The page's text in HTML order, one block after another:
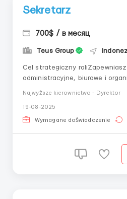
Sekretarz
700$ / в месяц
Teus Group
Cel strategiczny
administracyjne, biurowe i
dokumentację i wspomożesz
biznesu.Kluczowe
Najwyższe kierownictwo - Dyrektor
19-08-2025
Wymagane doświadczenie